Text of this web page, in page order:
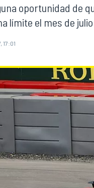
FÓRMULA E
oportunidad de
límite el mes de
17:01